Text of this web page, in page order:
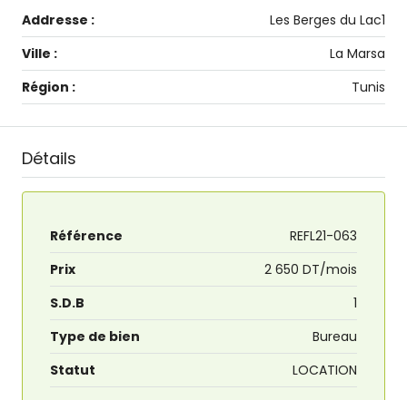
Addresse :
Les Berges du Lac1
Ville :
La Marsa
Région :
Tunis
Détails
Référence
REFL21-063
Prix
2 650 DT/mois
S.D.B
1
Type de bien
Bureau
Statut
LOCATION